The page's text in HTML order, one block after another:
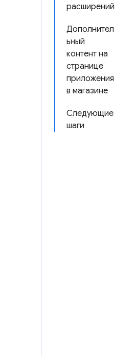
расширений
Дополнител
ьный
контент на
странице
приложения
в магазине
Следующие
шаги